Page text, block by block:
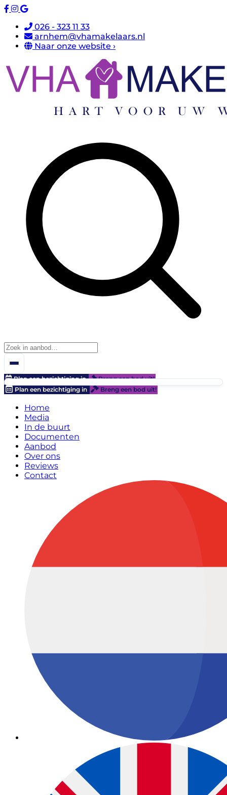
026 - 323 11 33
arnhem@vhamakelaars.nl
Naar onze website ›
Plan een bezichtiging in
Breng een bod uit!
Plan een bezichtiging in
Breng een bod uit!
Home
Media
In de buurt
Documenten
Aanbod
Over ons
Reviews
Contact